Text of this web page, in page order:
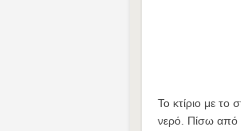
Το κτίριο με
νερό. Πίσω από